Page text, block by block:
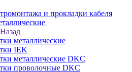
и прокладки кабеля
Назад
металлические
IEK
металлические DKC
проволочные DKC